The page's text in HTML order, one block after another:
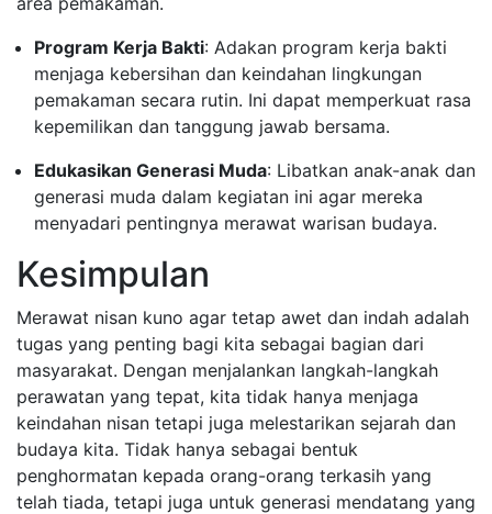
Program Kerja Bakti: Adakan program kerja bakti
menjaga kebersihan dan keindahan lingkungan
pemakaman secara rutin. Ini dapat memperkuat rasa
kepemilikan dan tanggung jawab bersama.
Edukasikan Generasi Muda: Libatkan anak-anak dan
generasi muda dalam kegiatan ini agar mereka
menyadari pentingnya merawat warisan budaya.
Kesimpulan
Merawat nisan kuno agar tetap awet dan indah adalah
tugas yang penting bagi kita sebagai bagian dari
masyarakat. Dengan menjalankan langkah-langkah
perawatan yang tepat, kita tidak hanya menjaga
keindahan nisan tetapi juga melestarikan sejarah dan
budaya kita. Tidak hanya sebagai bentuk
penghormatan kepada orang-orang terkasih yang
telah tiada, tetapi juga untuk generasi mendatang yang